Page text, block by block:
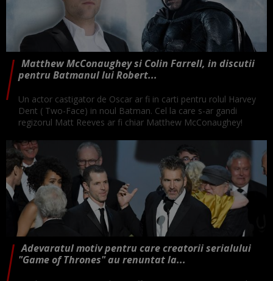
Matthew McConaughey si Colin Farrell, in discutii
pentru Batmanul lui Robert...
Un actor castigator de Oscar ar fi in carti pentru rolul Harvey
Dent ( Two-Face) in noul Batman. Cel la care s-ar gandi
regizorul Matt Reeves ar fi chiar Matthew McConaughey!
Adevaratul motiv pentru care creatorii serialului
"Game of Thrones" au renuntat la...